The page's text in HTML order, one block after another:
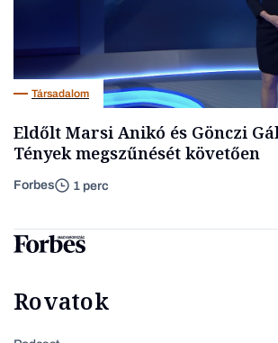
Társadalom
Eldőlt Marsi Anikó és Gönczi
Tények megszűnését követően
Forbes 1 perc
Rovatok